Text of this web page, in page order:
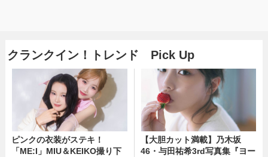
クランクイン！トレンド Pick Up
ピンクの衣装がステキ！
「ME:I」MIU＆KEIKO撮り下
【大胆カット満載】乃木坂
46・与田祐希3rd写真集『ヨー